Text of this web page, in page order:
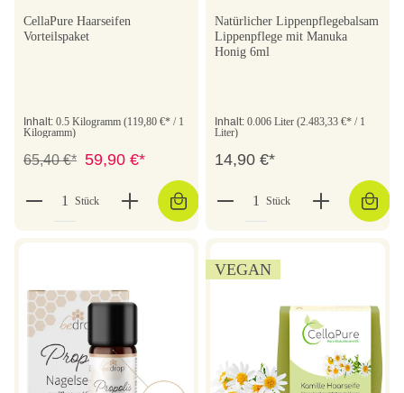
CellaPure Haarseifen
Vorteilspaket
Inhalt: 0.5 Kilogramm (119,80 €* / 1
Kilogramm)
65,40 €* 59,90 €*
Stück
Natürlicher Lippenpflegebalsam
Lippenpflege mit Manuka
Honig 6ml
Inhalt: 0.006 Liter (2.483,33 €* / 1
Liter)
14,90 €*
Stück
VEGAN